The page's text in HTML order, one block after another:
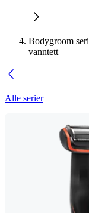
Bodygroom
vanntett
Alle serier